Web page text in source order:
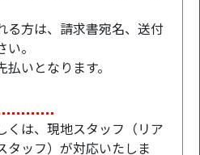
方は、請求書宛名、送付
。
いとなります。
は、現地スタッフ（リア
タッフ）が対応いたしま